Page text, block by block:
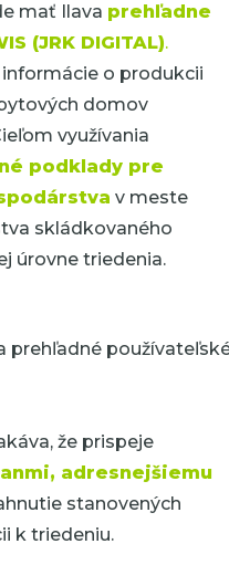
mať Ilava prehľadne
(JRK DIGITAL).
o produkcii
domov
využívania
podklady pre
v meste
skládkovaného
úrovne triedenia.
prehľadné
že prispeje
adresnejšiemu
stanovených
k triedeniu.